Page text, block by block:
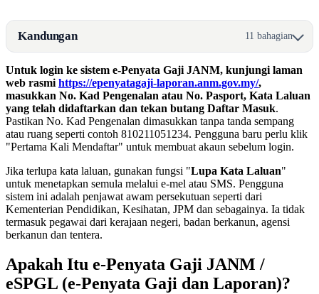
Kandungan 11 bahagian
Untuk login ke sistem e-Penyata Gaji JANM, kunjungi laman
web rasmi https://epenyatagaji-laporan.anm.gov.my/,
masukkan No. Kad Pengenalan atau No. Pasport, Kata Laluan
yang telah didaftarkan dan tekan butang Daftar Masuk.
Pastikan No. Kad Pengenalan dimasukkan tanpa tanda sempang
atau ruang seperti contoh 810211051234. Pengguna baru perlu klik
"Pertama Kali Mendaftar" untuk membuat akaun sebelum login.
Jika terlupa kata laluan, gunakan fungsi "Lupa Kata Laluan"
untuk menetapkan semula melalui e-mel atau SMS. Pengguna
sistem ini adalah penjawat awam persekutuan seperti dari
Kementerian Pendidikan, Kesihatan, JPM dan sebagainya. Ia tidak
termasuk pegawai dari kerajaan negeri, badan berkanun, agensi
berkanun dan tentera.
Apakah Itu e-Penyata Gaji JANM /
eSPGL (e‑Penyata Gaji dan Laporan)?